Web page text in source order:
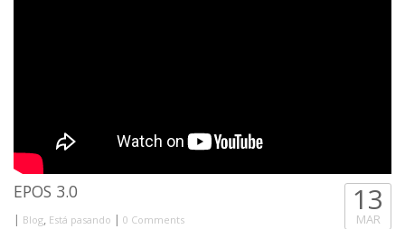
EPOS 3.0
| Blog, Está pasando | 0 Comments
13
MAR